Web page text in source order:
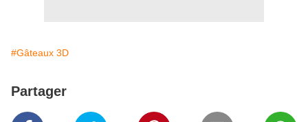
#Gâteaux 3D
Partager